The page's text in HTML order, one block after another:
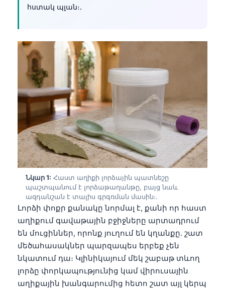
հստակ պլան։.
Նկար 1: Հաստ աղիքի լորձային պատնեշը
պաշտպանում է լորձաթաղանթը, բայց նաև
ազդանշան է տալիս գրգռման մասին։.
Լորձի փոքր քանակը նորմալ է, քանի որ հաստ
աղիքում գավաթային բջիջները արտադրում
են մուցիններ, որոնք յուղում են կղանքը. շատ
մեծահասակներ պարզապես երբեք չեն
նկատում դա։ Կլինիկայում մեկ շաբաթ տևող
լորձը փորկապությունից կամ վիրուսային
աղիքային խանգարումից հետո շատ այլ կերպ